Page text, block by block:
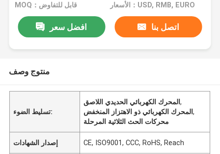
MOQ：قابل للتفاوض الأسعار：USD, RMB, EURO
افضل سعر اتصل بنا
منتوج وصف
تسليط الضوء:
المحرك الكهربائي الحديدي اللاصق,
المحرك الكهربائي ذو الاهتزاز المنخفض,
محركات الحث الثلاثية المرحلة
إصدار الشهادات CE, ISO9001, CCC, RoHS, Reach